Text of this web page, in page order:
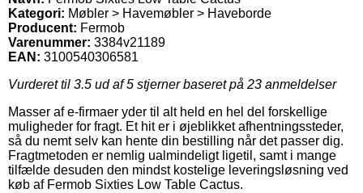
Kategori: Møbler > Havemøbler > Haveborde
Producent: Fermob
Varenummer: 3384v21189
EAN: 3100540306581
Vurderet til 3.5 ud af 5 stjerner baseret på 23 anmeldelser
Masser af e-firmaer yder til alt held en hel del forskellige
muligheder for fragt. Et hit er i øjeblikket afhentningssteder,
så du nemt selv kan hente din bestilling når det passer dig.
Fragtmetoden er nemlig ualmindeligt ligetil, samt i mange
tilfælde desuden den mindst kostelige leveringsløsning ved
køb af Fermob Sixties Low Table Cactus.